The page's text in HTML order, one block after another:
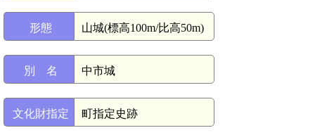
形態 山城(標高100m/比高50m)
別 名 中市城
文化財指定 町指定史跡